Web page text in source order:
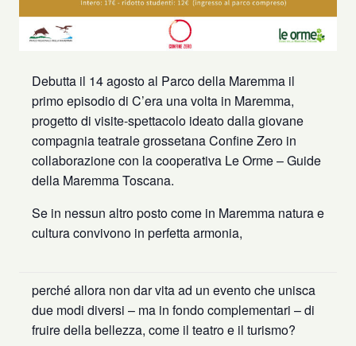
Debutta il 14 agosto al Parco della Maremma il
primo episodio di C’era una volta in Maremma,
progetto di visite-spettacolo ideato dalla giovane
compagnia teatrale grossetana Confine Zero in
collaborazione con la cooperativa Le Orme – Guide
della Maremma Toscana.
Se in nessun altro posto come in Maremma natura e
cultura convivono in perfetta armonia,
perché allora non dar vita ad un evento che unisca
due modi diversi – ma in fondo complementari – di
fruire della bellezza, come il teatro e il turismo?